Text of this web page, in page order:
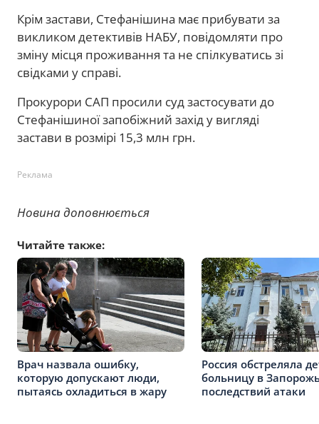
Крім застави, Стефанішина має прибувати за
викликом детективів НАБУ, повідомляти про
зміну місця проживання та не спілкуватись зі
свідками у справі.
Прокурори САП просили суд застосувати до
Стефанішиної запобіжний захід у вигляді
застави в розмірі 15,3 млн грн.
Реклама
Новина доповнюється
Читайте также:
Врач назвала ошибку,
которую допускают люди,
пытаясь охладиться в жару
Россия обстреляла
больницу в
последствий атаки